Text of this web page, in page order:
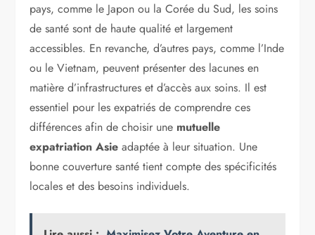
pays, comme le Japon ou la Corée du Sud, les soins
de santé sont de haute qualité et largement
accessibles. En revanche, d’autres pays, comme l’Inde
ou le Vietnam, peuvent présenter des lacunes en
matière d’infrastructures et d’accès aux soins. Il est
essentiel pour les expatriés de comprendre ces
différences afin de choisir une mutuelle
expatriation Asie adaptée à leur situation. Une
bonne couverture santé tient compte des spécificités
locales et des besoins individuels.